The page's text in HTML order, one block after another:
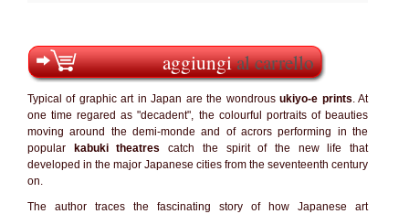
aggiungial carrello
Typical of graphic art in Japan are the wondrousukiyo-e prints. At
one time regared as "decadent", the colourful portraits of beauties
moving around the demi-monde and of acrors performing in the
popular
kabuki theatres
catch the spirit of the new life that
developed in the major Japanese cities from the seventeenth century
on.
The author traces the fascinating story of how Japanese art